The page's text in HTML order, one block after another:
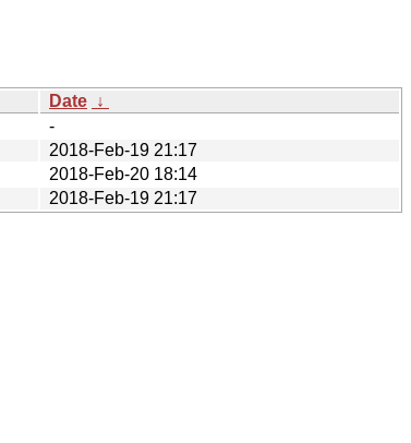
Date ↓
-
2018-Feb-19 21:17
2018-Feb-20 18:14
2018-Feb-19 21:17